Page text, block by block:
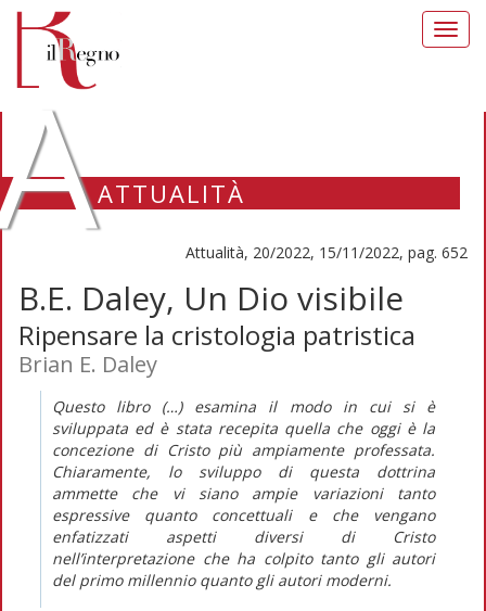
ATTUALITÀ
Attualità, 20/2022, 15/11/2022, pag. 652
B.E. Daley, Un Dio visibile
Ripensare la cristologia patristica
Brian E. Daley
Questo libro (…) esamina il modo in cui si è
sviluppata ed è stata recepita quella che oggi è la
concezione di Cristo più ampiamente professata.
Chiaramente, lo sviluppo di questa dottrina
ammette che vi siano ampie variazioni tanto
espressive quanto concettuali e che vengano
enfatizzati aspetti diversi di Cristo
nell’interpretazione che ha colpito tanto gli autori
del primo millennio quanto gli autori moderni.